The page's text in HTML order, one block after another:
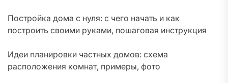
Постройка дома с нуля: с чего начать и как
построить своими руками, пошаговая инструкция
Идеи планировки частных домов: схема
расположения комнат, примеры, фото